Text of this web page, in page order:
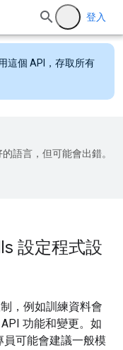
登入
這個 API，存取所有
語言，但可能會出錯。
設定程式設
，例如訓練資料會
功能和變更。如
員可能會建議一般模